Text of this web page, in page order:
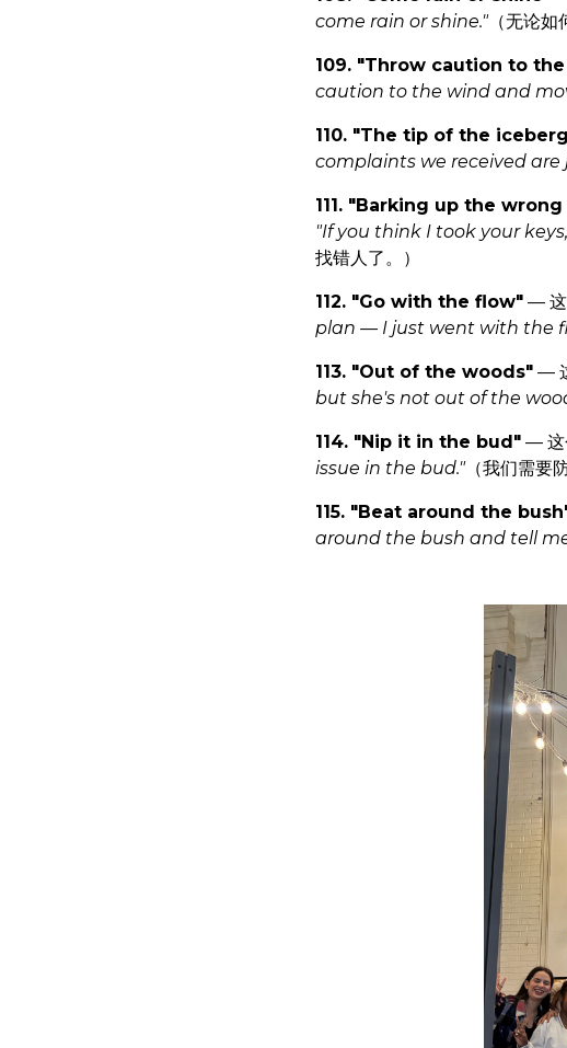
come rain or shine."（无论如
109. "Throw caution to
caution to the wind and
110. "The tip of the
complaints we received
111. "Barking up the
"If you think I took your
找错人了。）
112. "Go with the flow" — 这
plan — I just went with the
113. "Out of the woods" —
but she's not out of the
114. "Nip it in the bud" — 这
issue in the bud."（我们需要
115. "Beat around the
around the bush and tell